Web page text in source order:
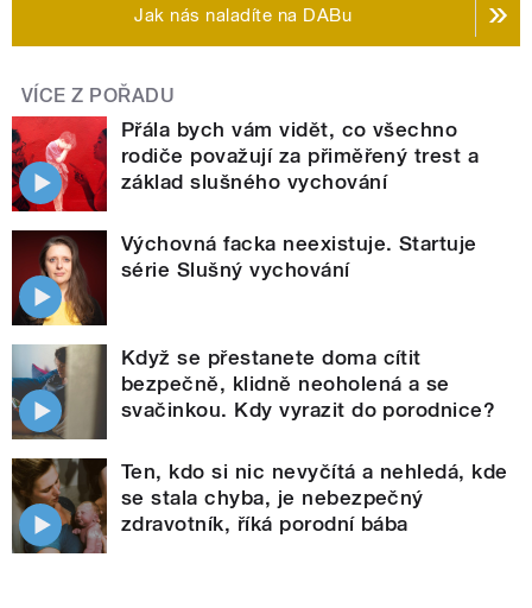
Jak nás naladíte na DABu
VÍCE Z POŘADU
Přála bych vám vidět, co všechno
rodiče považují za přiměřený trest a
základ slušného vychování
Výchovná facka neexistuje. Startuje
série Slušný vychování
Když se přestanete doma cítit
bezpečně, klidně neoholená a se
svačinkou. Kdy vyrazit do porodnice?
Ten, kdo si nic nevyčítá a nehledá, kde
se stala chyba, je nebezpečný
zdravotník, říká porodní bába